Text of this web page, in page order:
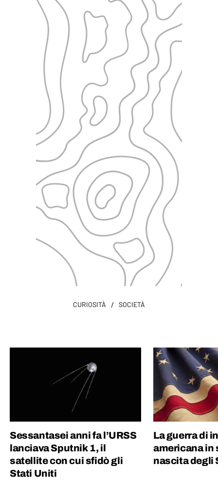
CURIOSITÀ / SOCIETÀ
Sessantasei anni fa l’URSS
lanciava Sputnik 1, il
satellite con cui sfidò gli
Stati Uniti
La guerra di
americana in
nascita degli